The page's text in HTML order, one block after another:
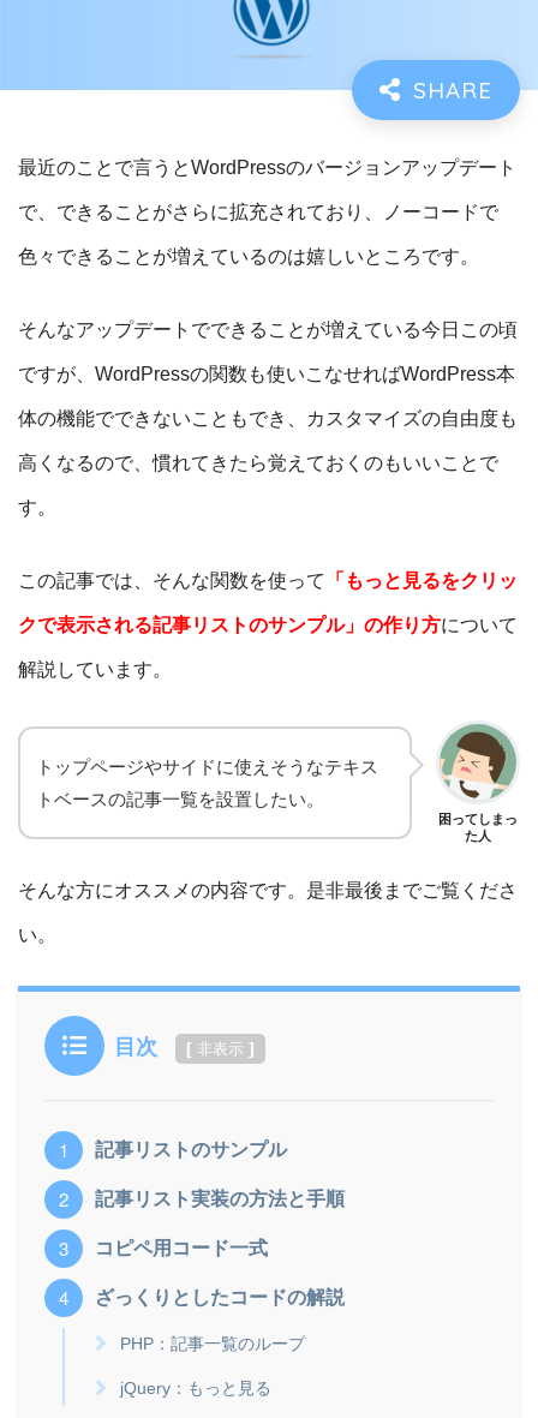
最近のことで言うとWordPressのバージョンアップデート
で、できることがさらに拡充されており、ノーコードで
色々できることが増えているのは嬉しいところです。
そんなアップデートでできることが増えている今日この頃
ですが、WordPressの関数も使いこなせればWordPress本
体の機能でできないこともでき、カスタマイズの自由度も
高くなるので、慣れてきたら覚えておくのもいいことで
す。
この記事では、そんな関数を使って 「 もっと見るをクリッ
クで表示される記事リストのサンプル」の作り方について
解説しています。
困ってしまっ
た人
トップページやサイドに使えそうなテキス
トベースの記事一覧を設置したい。
そんな方にオススメの内容です。是非最後までご覧くださ
い。
目次 [ 非表示 ]
記事リストのサンプル
記事リスト実装の方法と手順
コピペ用コード一式
ざっくりとしたコードの解説
PHP：記事一覧のループ
jQuery：もっと見る